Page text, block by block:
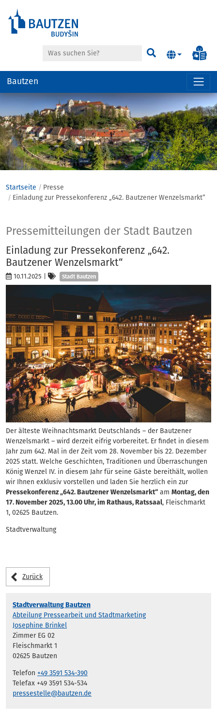
der
anspringen
Suche Suchen
Bautzen
Startseite
Presse
Einladung zur Pressekonferenz „642. Bautzener Wenzelsmarkt“
Presse
Pressemitteilungen der Stadt Bautzen
Einladung zur Pressekonferenz „642.
Bautzener Wenzelsmarkt“
10.11.2025 Kategorien
Stadt Bautzen
Der älteste Weihnachtsmarkt Deutschlands – der Bautzener
Wenzelsmarkt – wird derzeit eifrig vorbereitet. Er findet in diesem
Jahr zum 642. Mal in der Zeit vom 28. November bis 22. Dezember
2025 statt. Welche Geschichten, Traditionen und Überraschungen
König Wenzel IV. in diesem Jahr für seine Gäste bereithält, wollen
wir Ihnen exklusiv vorstellen und laden Sie herzlich ein zur
Pressekonferenz „642. Bautzener Wenzelsmarkt“ am Montag, den
17. November 2025, 13.00 Uhr, im Rathaus, Ratssaal, Fleischmarkt
1, 02625 Bautzen.
Stadtverwaltung
Zurück
Stadtverwaltung Bautzen
Abteilung Pressearbeit und Stadtmarketing
Josephine Brinkel
Zimmer EG 02
Fleischmarkt 1
02625 Bautzen
Telefon +49 3591 534-390
Telefax +49 3591 534-534
pressestelle@bautzen.de